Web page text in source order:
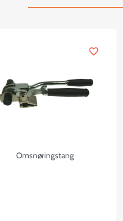
Omsnøringstang
favorite_border